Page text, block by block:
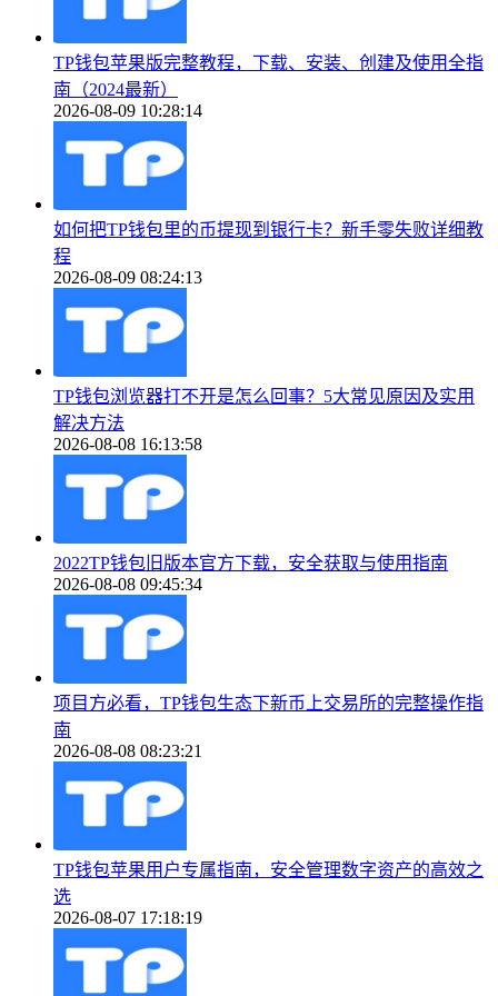
TP钱包苹果版完整教程，下载、安装、创建及使用全指
南（2024最新）
2026-08-09 10:28:14
如何把TP钱包里的币提现到银行卡？新手零失败详细教
程
2026-08-09 08:24:13
TP钱包浏览器打不开是怎么回事？5大常见原因及实用
解决方法
2026-08-08 16:13:58
2022TP钱包旧版本官方下载，安全获取与使用指南
2026-08-08 09:45:34
项目方必看，TP钱包生态下新币上交易所的完整操作指
南
2026-08-08 08:23:21
TP钱包苹果用户专属指南，安全管理数字资产的高效之
选
2026-08-07 17:18:19